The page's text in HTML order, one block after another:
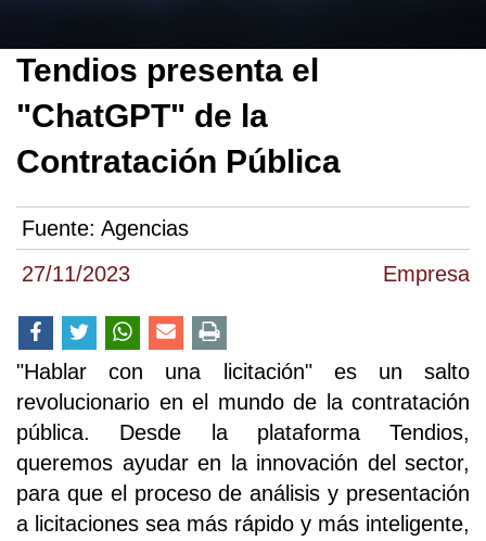
27/11/2023 Empresa
Tendios presenta el
"ChatGPT" de la
Contratación Pública
Fuente: Agencias
"Hablar con una licitación" es un salto
revolucionario en el mundo de la contratación
pública. Desde la plataforma Tendios,
queremos ayudar en la innovación del sector,
para que el proceso de análisis y presentación
a licitaciones sea más rápido y más inteligente,